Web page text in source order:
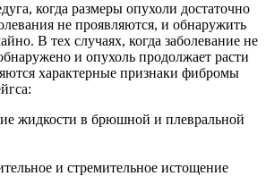
когда размеры опухоли достаточно
не проявляются, и обнаружить
В тех случаях, когда заболевание не
и опухоль продолжает расти
характерные признаки фибромы
жидкости в брюшной и плевральной
и стремительное истощение